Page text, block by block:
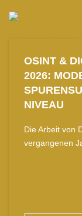
OSINT &
2026:
NIVEAU
Die Arbeit von
vergangenen